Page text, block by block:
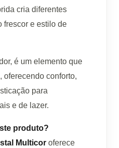
cria diferentes
frescor e estilo de
é um elemento que
oferecendo conforto,
para
e de lazer.
produto?
Multicor oferece